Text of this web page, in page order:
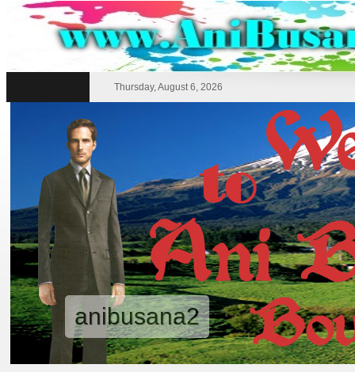
Thursday, August 6, 2026